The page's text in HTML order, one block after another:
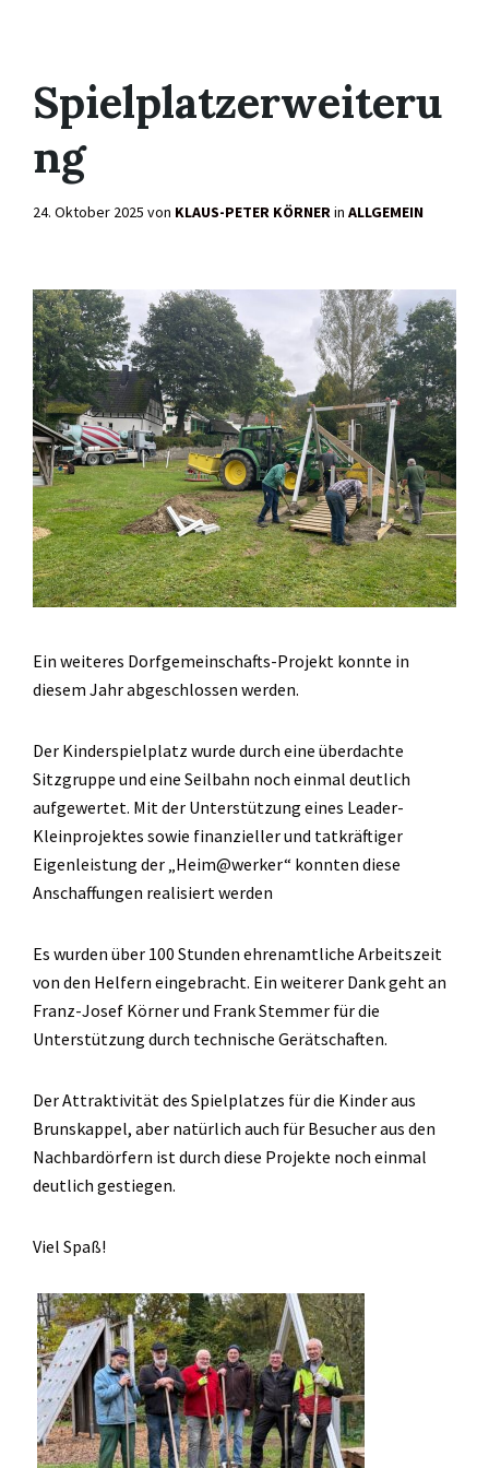
Spielplatzerweiteru
ng
24. Oktober 2025 von KLAUS-PETER KÖRNERin ALLGEMEIN
Ein weiteres Dorfgemeinschafts-Projekt konnte in
diesem Jahr abgeschlossen werden.
Der Kinderspielplatz wurde durch eine überdachte
Sitzgruppe und eine Seilbahn noch einmal deutlich
aufgewertet. Mit der Unterstützung eines Leader-
Kleinprojektes sowie finanzieller und tatkräftiger
Eigenleistung der „Heim@werker“ konnten diese
Anschaffungen realisiert werden
Es wurden über 100 Stunden ehrenamtliche Arbeitszeit
von den Helfern eingebracht. Ein weiterer Dank geht an
Franz-Josef Körner und Frank Stemmer für die
Unterstützung durch technische Gerätschaften.
Der Attraktivität des Spielplatzes für die Kinder aus
Brunskappel, aber natürlich auch für Besucher aus den
Nachbardörfern ist durch diese Projekte noch einmal
deutlich gestiegen.
Viel Spaß!